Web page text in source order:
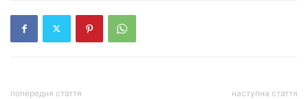
попередня стаття наступна стаття